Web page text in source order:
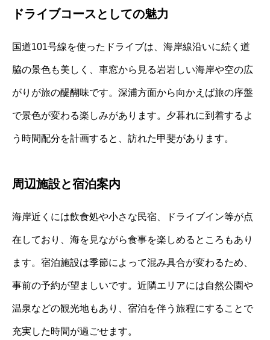
ドライブコースとしての魅力
国道101号線を使ったドライブは、海岸線沿いに続く道
脇の景色も美しく、車窓から見る岩岩しい海岸や空の広
がりが旅の醍醐味です。深浦方面から向かえば旅の序盤
で景色が変わる楽しみがあります。夕暮れに到着するよ
う時間配分を計画すると、訪れた甲斐があります。
周辺施設と宿泊案内
海岸近くには飲食処や小さな民宿、ドライブイン等が点
在しており、海を見ながら食事を楽しめるところもあり
ます。宿泊施設は季節によって混み具合が変わるため、
事前の予約が望ましいです。近隣エリアには自然公園や
温泉などの観光地もあり、宿泊を伴う旅程にすることで
充実した時間が過ごせます。